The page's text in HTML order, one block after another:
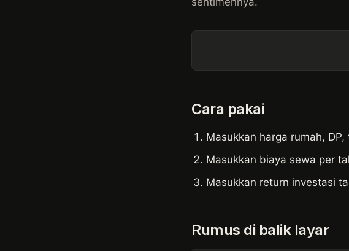
Cara pakai
Masukkan harga rumah,
Masukkan biaya sewa per
Masukkan return investasi
Rumus di balik layar